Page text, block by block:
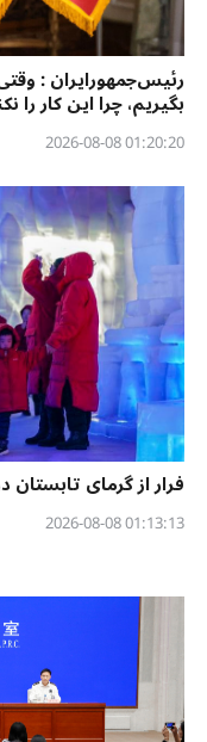
رئیس‌جمهورایران :
بگیریم، چرا این کار را
01:20:20 2026-08-08
فرار از گرمای
01:13:13 2026-08-08